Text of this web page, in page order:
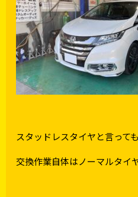
スタッドレスタイヤと言っても
交換作業自体はノーマルタイ